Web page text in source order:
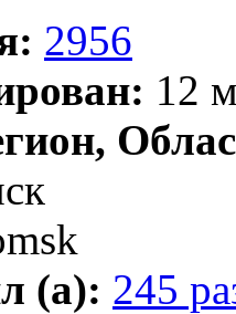
2956
12
(а): 245